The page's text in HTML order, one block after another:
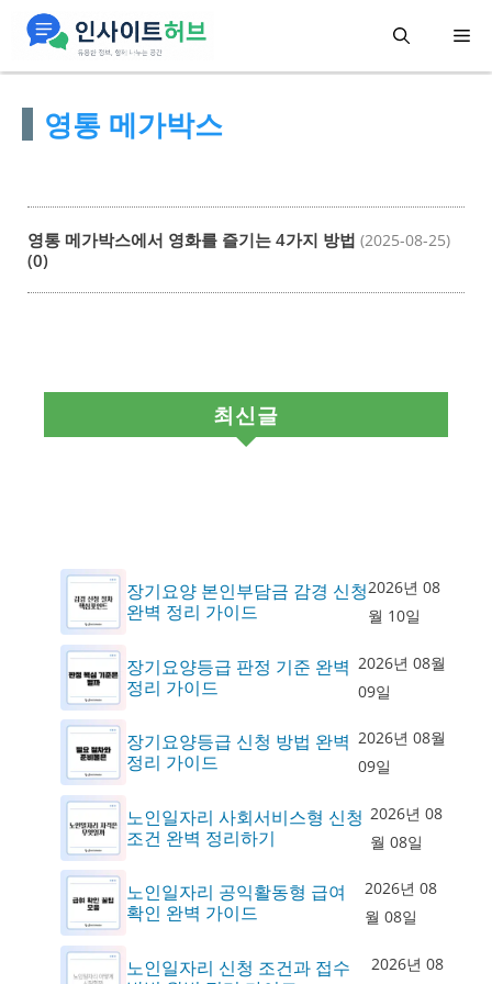
메
영통 메가박스
영통 메가박스에서 영화를 즐기는 4가지 방법 (2025-08-25)
(0)
최신글
장기요양 본인부담금 감경 신청
완벽 정리 가이드
2026년 08
월 10일
장기요양등급 판정 기준 완벽
정리 가이드
2026년 08월
09일
장기요양등급 신청 방법 완벽
정리 가이드
2026년 08월
09일
노인일자리 사회서비스형 신청
조건 완벽 정리하기
2026년 08
월 08일
노인일자리 공익활동형 급여
확인 완벽 가이드
2026년 08
월 08일
노인일자리 신청 조건과 접수
2026년 08